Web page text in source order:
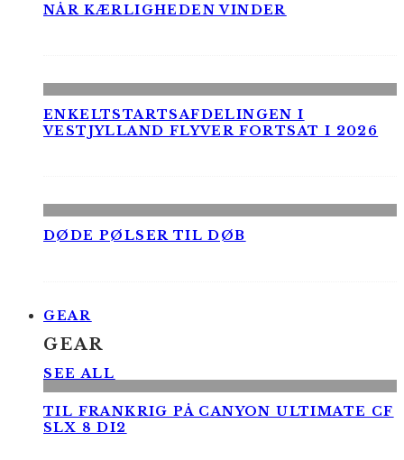
NÅR KÆRLIGHEDEN VINDER
ENKELTSTARTSAFDELINGEN I
VESTJYLLAND FLYVER FORTSAT I 2026
DØDE PØLSER TIL DØB
GEAR
GEAR
SEE ALL
TIL FRANKRIG PÅ CANYON ULTIMATE CF
SLX 8 DI2